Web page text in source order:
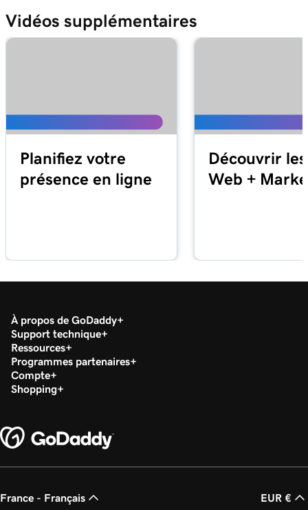
Leçon 13 (de 20)
Créer et appliquer des frais sur mon terminal
1m 19s
intelligent
Gérer mon inventaire sur le GoDaddy Smart
Terminal Duo
57s
Leçon 18 (de 20)
Rembourser ou annuler une transaction dans
mon application GoDaddy Commerce
Leçon 20 (de 20)
Ajouter des images de produits à mon
Vidéos supplémentaires
Planifiez votre
présence en ligne
Découvrir
Web +
À propos de GoDaddy
Support technique
Ressources
Programmes partenaires
Compte
Shopping
France - Français EUR €